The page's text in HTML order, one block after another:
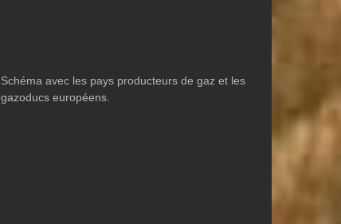
Schéma avec les pays producteurs de gaz et les
gazoducs européens.